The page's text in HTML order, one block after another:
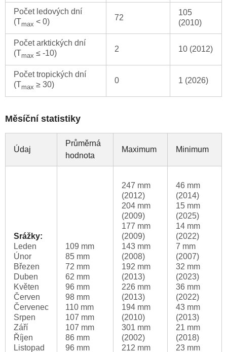
Počet ledových dní
(Tmax < 0) 72
105
(2010)
Počet arktických dní
(Tmax ≤ -10) 2 10 (2012)
Počet tropických dní
(Tmax ≥ 30) 0 1 (2026)
Měsíční statistiky
Údaj
Průměrná
hodnota
Maximum Minimum
Srážky:
Leden
Únor
Březen
Duben
Květen
Červen
Červenec
Srpen
Září
Říjen
Listopad
109 mm
85 mm
72 mm
62 mm
96 mm
98 mm
110 mm
107 mm
107 mm
86 mm
96 mm
247 mm
(2012)
204 mm
(2009)
177 mm
(2009)
143 mm
(2008)
192 mm
(2013)
226 mm
(2013)
194 mm
(2010)
301 mm
(2002)
212 mm
46 mm
(2014)
15 mm
(2025)
14 mm
(2022)
7 mm
(2007)
32 mm
(2023)
36 mm
(2022)
43 mm
(2013)
21 mm
(2018)
23 mm